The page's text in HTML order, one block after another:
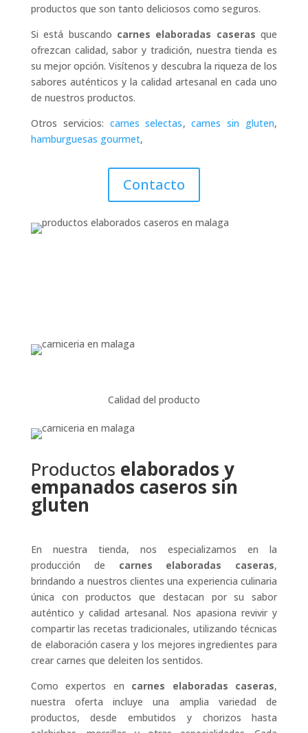
productos que son tanto deliciosos como seguros.
Si está buscando carnes elaboradas caseras que
ofrezcan calidad, sabor y tradición, nuestra tienda es
su mejor opción. Visítenos y descubra la riqueza de los
sabores auténticos y la calidad artesanal en cada uno
de nuestros productos.
Otros servicios: carnes selectas,carnes sin gluten,
hamburguesas gourmet,
Contacto
Calidad del producto
Productos elaborados y
empanados caseros sin
gluten
En nuestra tienda, nos especializamos en la
producción de carnes elaboradas caseras,
brindando a nuestros clientes una experiencia culinaria
única con productos que destacan por su sabor
auténtico y calidad artesanal. Nos apasiona revivir y
compartir las recetas tradicionales, utilizando técnicas
de elaboración casera y los mejores ingredientes para
crear carnes que deleiten los sentidos.
Como expertos en carnes elaboradas caseras,
nuestra oferta incluye una amplia variedad de
productos, desde embutidos y chorizos hasta